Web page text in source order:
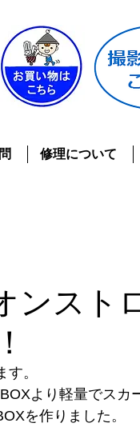
修理について
ンスト
。
より軽量でスカ
を作りました。